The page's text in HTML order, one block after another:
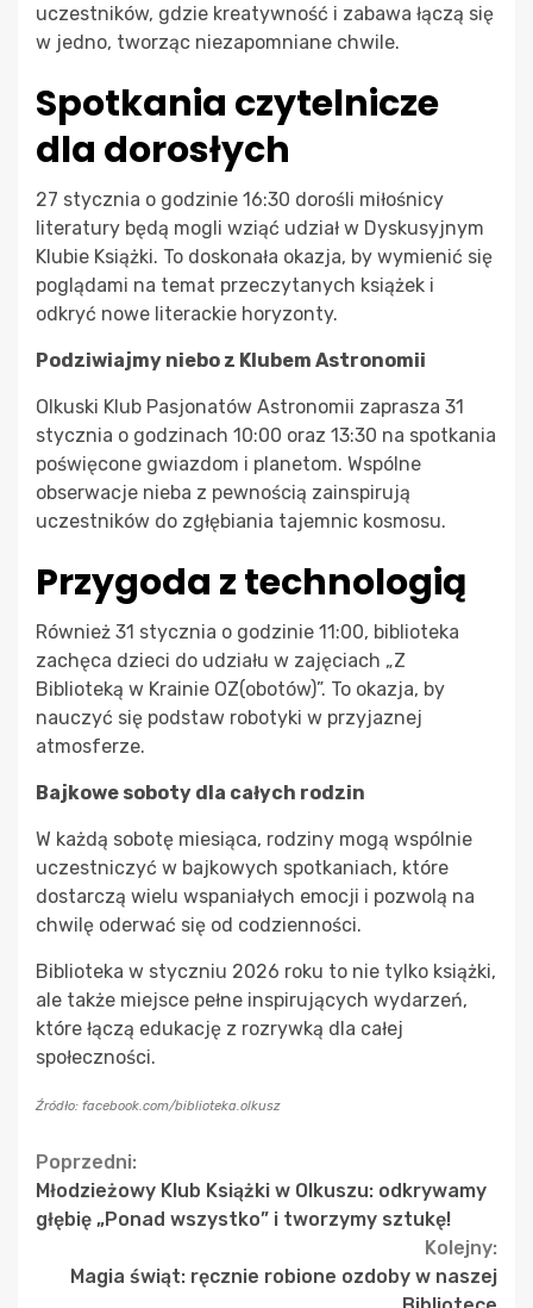
uczestników, gdzie kreatywność i zabawa łączą się
w jedno, tworząc niezapomniane chwile.
Spotkania czytelnicze
dla dorosłych
27 stycznia o godzinie 16:30 dorośli miłośnicy
literatury będą mogli wziąć udział w Dyskusyjnym
Klubie Książki. To doskonała okazja, by wymienić się
poglądami na temat przeczytanych książek i
odkryć nowe literackie horyzonty.
Podziwiajmy niebo z Klubem Astronomii
Olkuski Klub Pasjonatów Astronomii zaprasza 31
stycznia o godzinach 10:00 oraz 13:30 na spotkania
poświęcone gwiazdom i planetom. Wspólne
obserwacje nieba z pewnością zainspirują
uczestników do zgłębiania tajemnic kosmosu.
Przygoda z technologią
Również 31 stycznia o godzinie 11:00, biblioteka
zachęca dzieci do udziału w zajęciach „Z
Biblioteką w Krainie OZ(obotów)”. To okazja, by
nauczyć się podstaw robotyki w przyjaznej
atmosferze.
Bajkowe soboty dla całych rodzin
W każdą sobotę miesiąca, rodziny mogą wspólnie
uczestniczyć w bajkowych spotkaniach, które
dostarczą wielu wspaniałych emocji i pozwolą na
chwilę oderwać się od codzienności.
Biblioteka w styczniu 2026 roku to nie tylko książki,
ale także miejsce pełne inspirujących wydarzeń,
które łączą edukację z rozrywką dla całej
społeczności.
Źródło: facebook.com/biblioteka.olkusz
Continue
Reading
Poprzedni:
Młodzieżowy Klub Książki w Olkuszu: odkrywamy
głębię „Ponad wszystko” i tworzymy sztukę!
Kolejny:
Magia świąt: ręcznie robione ozdoby w naszej